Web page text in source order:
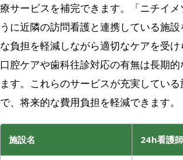
療サービスを補完できます。「ニチイメ
うに近隣の訪問看護と連携している施
な負担を軽減しながら適切なケアを受け
口腔ケアや歯科往診対応の有無は長期
ます。これらのサービスが充実してい
で、将来的な費用負担を軽減できます。
施設名 24h看護師